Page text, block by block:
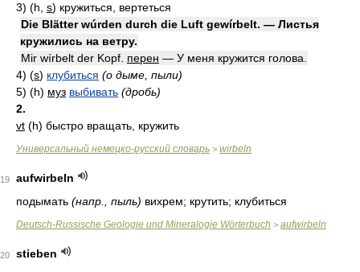
3) (h, s) кружиться, вертеться
Die Blätter wúrden durch die Luft gewírbelt. — Листья
кружились на ветру.
Mir wírbelt der Kopf. перен — У меня кружится голова.
4) (s) клубиться (о дыме, пыли)
5) (h) муз выбивать (дробь)
2.
vt (h) быстро вращать, кружить
Универсальный немецко-русский словарь > wirbeln
19
aufwirbeln
подымать (напр., пыль) вихрем; крутить; клубиться
Deutsch-Russische Geologie und Mineralogie Wörterbuch > aufwirbeln
20
stieben